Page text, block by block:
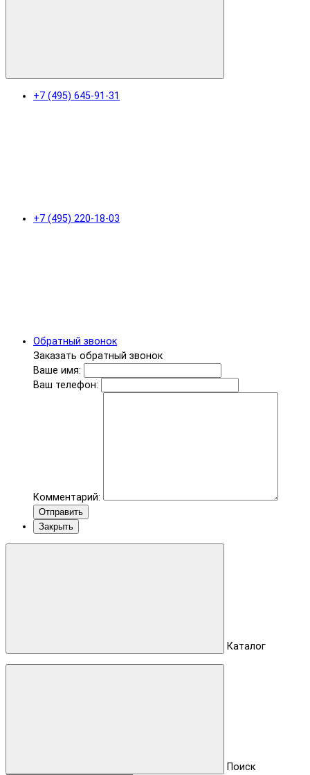
+7 (495) 645-91-31
+7 (495) 220-18-03
Обратный звонок
Заказать обратный звонок
Ваше имя:
Ваш телефон:
Комментарий:
Отправить
Закрыть
Каталог
Поиск